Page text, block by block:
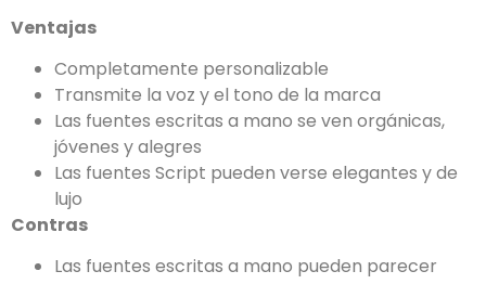
Ventajas
Completamente personalizable
Transmite la voz y el tono de la marca
Las fuentes escritas a mano se ven orgánicas,
jóvenes y alegres
Las fuentes Script pueden verse elegantes y de
lujo
Contras
Las fuentes escritas a mano pueden parecer